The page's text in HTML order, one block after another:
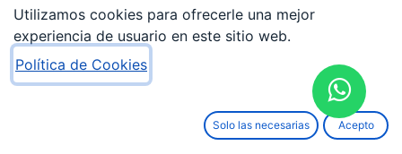
AÑADIR AL CARRITO
Utilizamos cookies para ofrecerle una mejor
experiencia de usuario en este sitio web.
Política de Cookies
Solo las necesarias Acepto